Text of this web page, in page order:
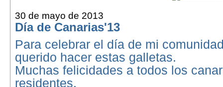
30 de mayo de 2013
Día de Canarias'13
Para celebrar el día de mi
querido hacer estas galletas.
Muchas felicidades a todos los
residentes.